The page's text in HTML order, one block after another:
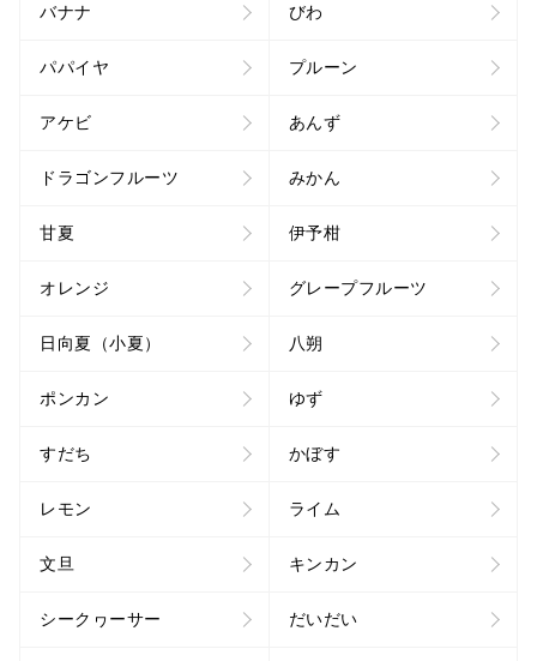
バナナ びわ
パパイヤ プルーン
アケビ あんず
ドラゴンフルーツ みかん
甘夏 伊予柑
オレンジ グレープフルーツ
日向夏（小夏） 八朔
ポンカン ゆず
すだち かぼす
レモン ライム
文旦 キンカン
シークヮーサー だいだい